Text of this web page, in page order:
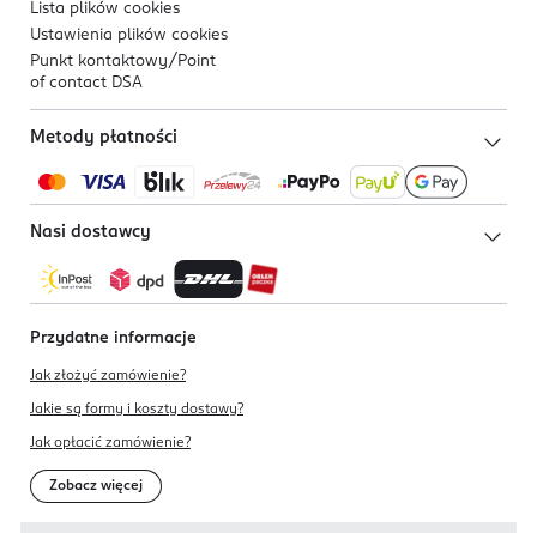
Lista plików cookies
Ustawienia plików cookies
Punkt kontaktowy/ Point
of contact DSA
Metody płatności
Nasi dostawcy
Przydatne informacje
Jak złożyć zamówienie?
Jakie są formy i koszty dostawy?
Jak opłacić zamówienie?
Zobacz więcej